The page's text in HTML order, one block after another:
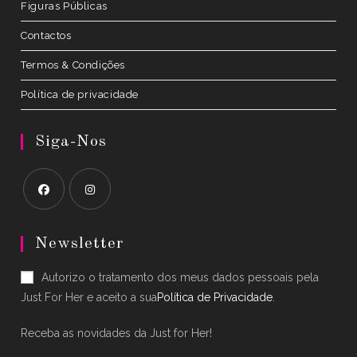
Figuras Públicas
Contactos
Termos & Condições
Política de privacidade
Siga-Nos
in
new
tab
in
new
tab
Newsletter
Autorizo o tratamento dos meus dados pessoais pela
Just For Her e aceito a suaPolítica de Privacidade.
Receba as novidades da Just for Her!